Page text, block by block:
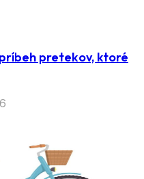
pretekov, ktoré